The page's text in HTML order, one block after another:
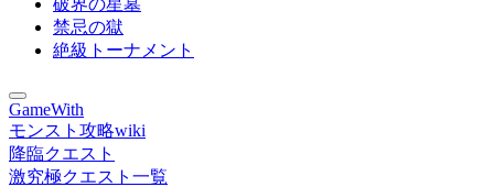
破界の星墓
禁忌の獄
絶級トーナメント
GameWith
モンスト攻略wiki
降臨クエスト
激究極クエスト一覧